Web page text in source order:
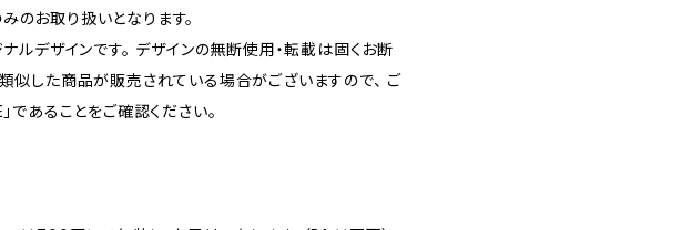
のお取り扱いとなります。
ルデザインです。 デザインの無断使用・転載は固くお断
似した商品が販売されている場合がございますので、 ご
あることをご確認ください。